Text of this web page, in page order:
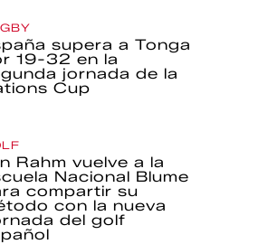
supera a Tonga
19-32 en la
jornada de la
Cup
Rahm vuelve a la
Nacional Blume
compartir su
con la nueva
del golf